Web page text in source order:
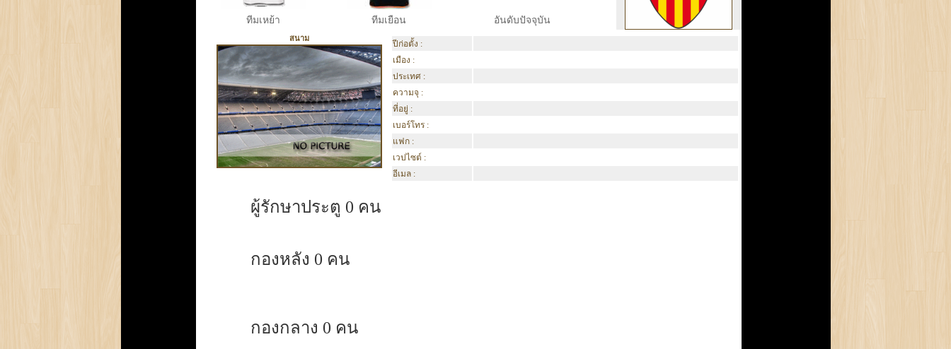
ทีมเหย้า ทีมเยือน อันดับปัจจุบัน
สนาม
ปีก่อตั้ง :
เมือง :
ประเทศ :
ความจุ :
ที่อยู่ :
เบอร์โทร :
แฟก :
เวปไซต์ :
อีเมล :
ผู้รักษาประตู 0 คน
กองหลัง 0 คน
กองกลาง 0 คน